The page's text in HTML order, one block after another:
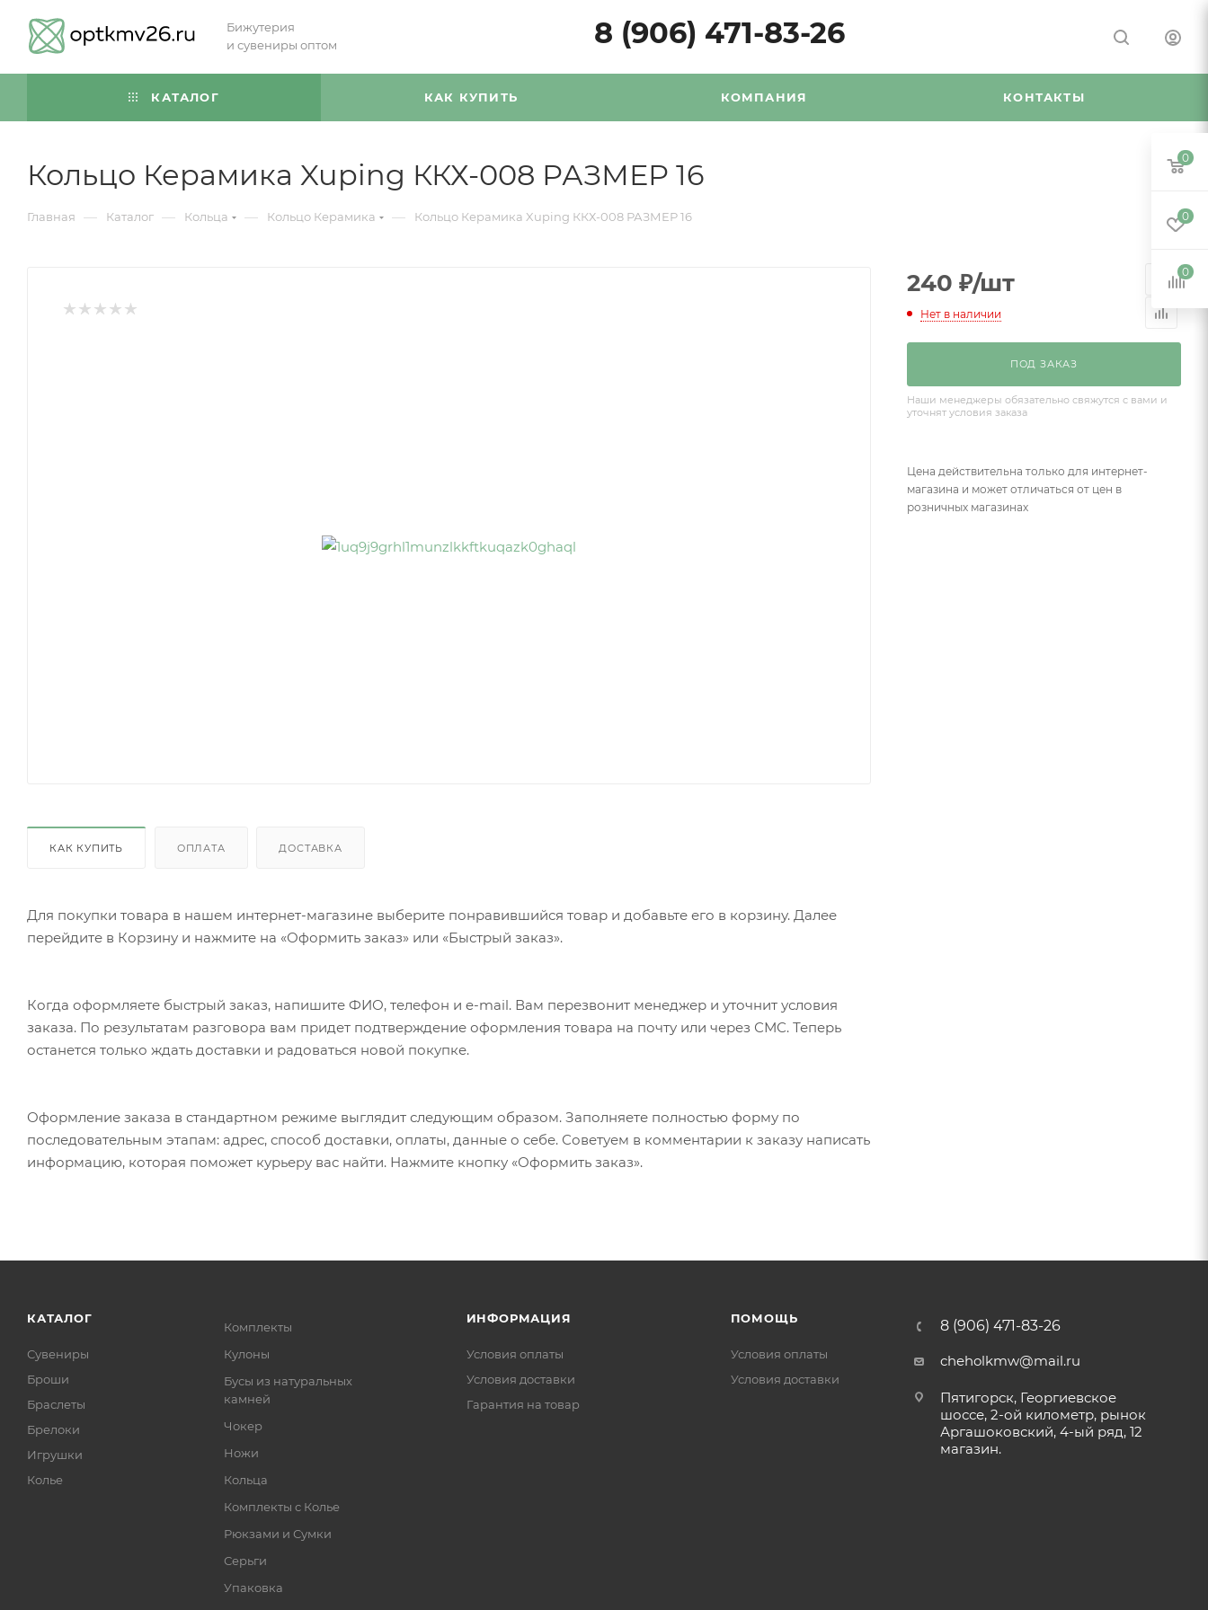
Бижутерия
и сувениры оптом
8 (906) 471-83-26
КАТАЛОГ КАК КУПИТЬ КОМПАНИЯ КОНТАКТЫ
Кольцо Керамика Xuping ККХ-008 РАЗМЕР 16
Главная — Каталог — Кольца — Кольцо Керамика — Кольцо Керамика Xuping ККХ-008 РАЗМЕР 16
КАК КУПИТЬ ОПЛАТА ДОСТАВКА
Для покупки товара в нашем интернет-магазине выберите понравившийся товар и добавьте его в корзину. Далее
перейдите в Корзину и нажмите на «Оформить заказ» или «Быстрый заказ».
Когда оформляете быстрый заказ, напишите ФИО, телефон и e-mail. Вам перезвонит менеджер и уточнит условия
заказа. По результатам разговора вам придет подтверждение оформления товара на почту или через СМС. Теперь
останется только ждать доставки и радоваться новой покупке.
Оформление заказа в стандартном режиме выглядит следующим образом. Заполняете полностью форму по
последовательным этапам: адрес, способ доставки, оплаты, данные о себе. Советуем в комментарии к заказу написать
информацию, которая поможет курьеру вас найти. Нажмите кнопку «Оформить заказ».
240 ₽/шт
Нет в наличии
ПОД ЗАКАЗ
Наши менеджеры обязательно свяжутся с вами и
уточнят условия заказа
Цена действительна только для интернет-
магазина и может отличаться от цен в
розничных магазинах
КАТАЛОГ
Сувениры
Броши
Браслеты
Брелоки
Игрушки
Колье
Комплекты
Кулоны
Бусы из натуральных
камней
Чокер
Ножи
Кольца
Комплекты с Колье
Рюкзами и Сумки
Серьги
Упаковка
ИНФОРМАЦИЯ
Условия оплаты
Условия доставки
Гарантия на товар
ПОМОЩЬ
Условия оплаты
Условия доставки
8 (906) 471-83-26
cheholkmw@mail.ru
Пятигорск, Георгиевское
шоссе, 2-ой километр, рынок
Аргашоковский, 4-ый ряд, 12
магазин.
0
0
0